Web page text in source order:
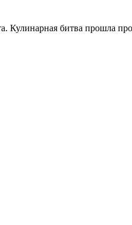
Кулинарная битва прошла